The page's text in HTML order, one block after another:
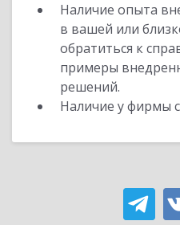
Наличие опыта
в вашей или
обратиться к
примеры
решений.
Наличие у фирмы